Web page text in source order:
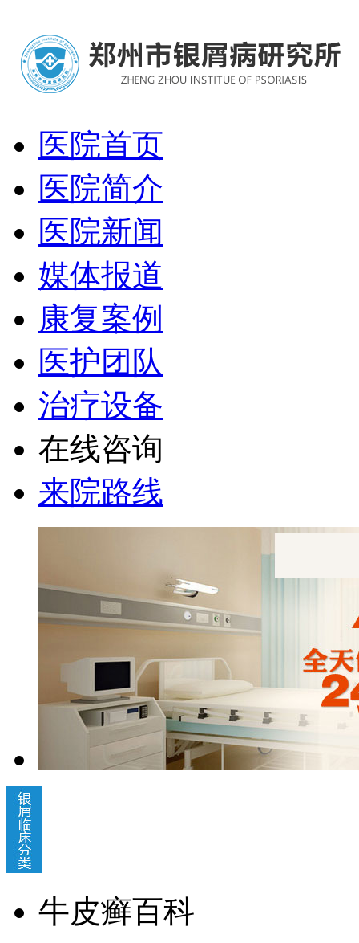
医院首页
医院简介
医院新闻
媒体报道
康复案例
医护团队
治疗设备
在线咨询
来院路线
牛皮癣百科